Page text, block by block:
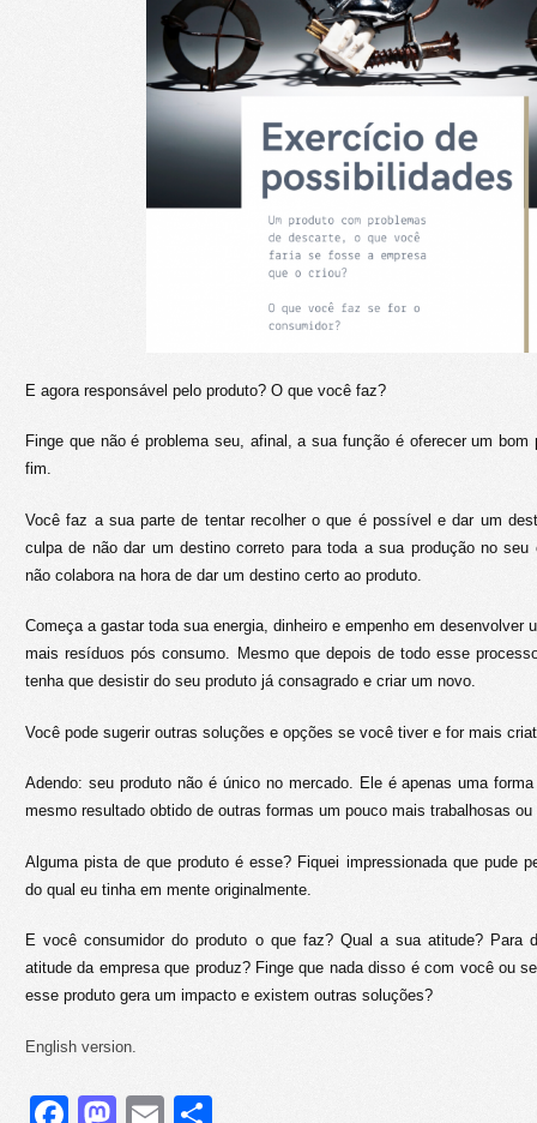
E agora responsável pelo produto? O que você faz?
Finge que não é problema seu, afinal, a sua função é oferecer um bom
fim.
Você faz a sua parte de tentar recolher o que é possível e dar um
culpa de não dar um destino correto para toda a sua produção no seu
não colabora na hora de dar um destino certo ao produto.
Começa a gastar toda sua energia, dinheiro e empenho em desenvolver
mais resíduos pós consumo. Mesmo que depois de todo esse
tenha que desistir do seu produto já consagrado e criar um novo.
Você pode sugerir outras soluções e opções se você tiver e for mais
Adendo: seu produto não é único no mercado. Ele é apenas uma
mesmo resultado obtido de outras formas um pouco mais trabalhosas
Alguma pista de que produto é esse? Fiquei impressionada que pude
do qual eu tinha em mente originalmente.
E você consumidor do produto o que faz? Qual a sua atitude? Para
atitude da empresa que produz? Finge que nada disso é com você ou
esse produto gera um impacto e existem outras soluções?
English version.
Facebook
Mastodon
Email